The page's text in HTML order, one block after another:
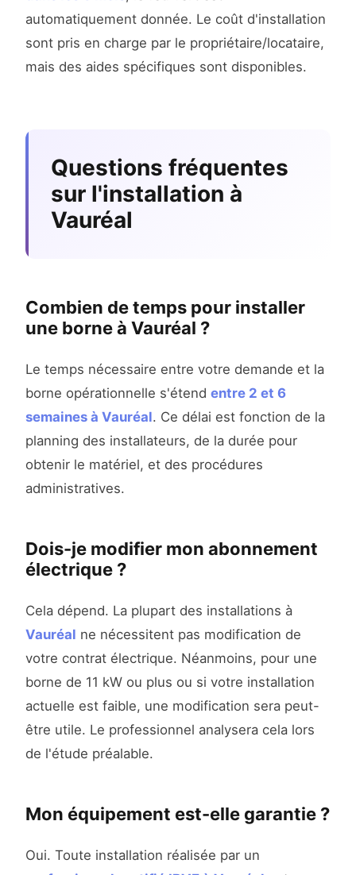
automatiquement donnée. Le coût d'installation
sont pris en charge par le propriétaire/locataire,
mais des aides spécifiques sont disponibles.
Questions fréquentes
sur l'installation à
Vauréal
Combien de temps pour installer
une borne à Vauréal ?
Le temps nécessaire entre votre demande et la
borne opérationnelle s'étend entre 2 et 6
semaines à Vauréal. Ce délai est fonction de la
planning des installateurs, de la durée pour
obtenir le matériel, et des procédures
administratives.
Dois-je modifier mon abonnement
électrique ?
Cela dépend. La plupart des installations à
Vauréal ne nécessitent pas modification de
votre contrat électrique. Néanmoins, pour une
borne de 11 kW ou plus ou si votre installation
actuelle est faible, une modification sera peut-
être utile. Le professionnel analysera cela lors
de l'étude préalable.
Mon équipement est-elle garantie ?
Oui. Toute installation réalisée par un